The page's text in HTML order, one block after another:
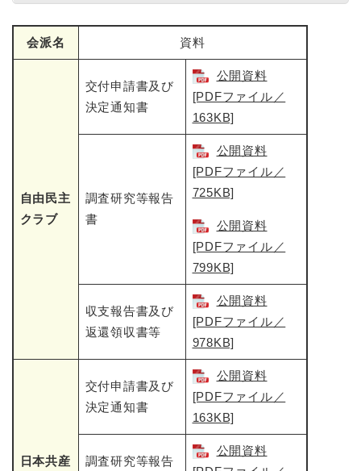
会派名 資料
自由民主
クラブ
交付申請書及び
決定通知書
公開資料
[PDFファイル／
163KB]
調査研究等報告
書
公開資料
[PDFファイル／
725KB]
公開資料
[PDFファイル／
799KB]
収支報告書及び
返還領収書等
公開資料
[PDFファイル／
978KB]
日本共産
交付申請書及び
決定通知書
公開資料
[PDFファイル／
163KB]
調査研究等報告
公開資料